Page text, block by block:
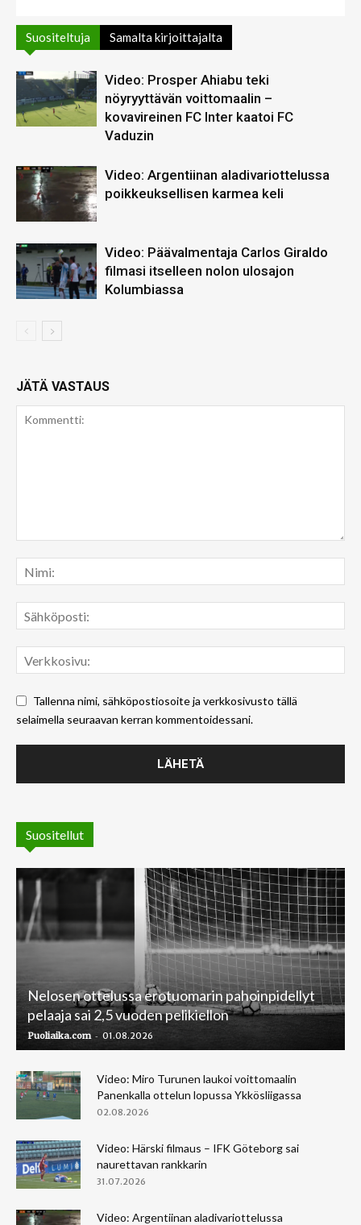
Suositeltuja Samalta kirjoittajalta
Video: Prosper Ahiabu teki
nöyryyttävän voittomaalin –
kovavireinen FC Inter kaatoi FC
Vaduzin
Video: Argentiinan aladivariottelussa
poikkeuksellisen karmea keli
Video: Päävalmentaja Carlos Giraldo
filmasi itselleen nolon ulosajon
Kolumbiassa
JÄTÄ VASTAUS
Tallenna nimi, sähköpostiosoite ja verkkosivusto tällä
selaimella seuraavan kerran kommentoidessani.
Suositellut
Nelosen ottelussa erotuomarin pahoinpidellyt
pelaaja sai 2,5 vuoden pelikiellon
Puoliaika.com - 01.08.2026
Video: Miro Turunen laukoi voittomaalin
Panenkalla ottelun lopussa Ykkösliigassa
02.08.2026
Video: Härski filmaus – IFK Göteborg sai
naurettavan rankkarin
31.07.2026
Video: Argentiinan aladivariottelussa